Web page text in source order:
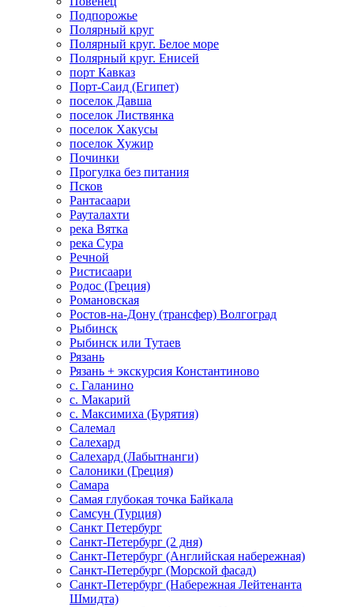
Подпорожье
Полярный круг
Полярный круг. Белое море
Полярный круг. Енисей
порт Кавказ
Порт-Саид (Египет)
поселок Давша
поселок Листвянка
поселок Хакусы
поселок Хужир
Починки
Прогулка без питания
Псков
Рантасаари
Рауталахти
река Вятка
река Сура
Речной
Ристисаари
Родос (Греция)
Романовская
Ростов-на-Дону (трансфер) Волгоград
Рыбинск
Рыбинск или Тутаев
Рязань
Рязань + экскурсия Константиново
с. Галанино
с. Макарий
с. Максимиха (Бурятия)
Салемал
Салехард
Салехард (Лабытнанги)
Салоники (Греция)
Самара
Самая глубокая точка Байкала
Самсун (Турция)
Санкт Петербург
Санкт-Петербург (2 дня)
Санкт-Петербург (Английская набережная)
Санкт-Петербург (Морской фасад)
Санкт-Петербург (Набережная Лейтенанта
Шмидта)